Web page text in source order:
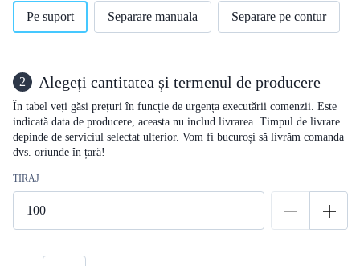
Pe suport Separare manuala Separare pe contur
2 Alegeți cantitatea și termenul de producere
În tabel veți găsi prețuri în funcție de urgența executării comenzii. Este
indicată data de producere, aceasta nu includ livrarea. Timpul de livrare
depinde de serviciul selectat ulterior. Vom fi bucuroși să livrăm comanda
dvs. oriunde în țară!
TIRAJ